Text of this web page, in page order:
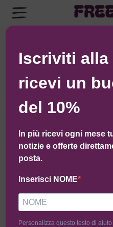
Iscriviti alla
ricevi un
del 10%
In più ricevi ogni mese
notizie e offerte
posta.
Inserisci NOME
Personalizza questo testo di